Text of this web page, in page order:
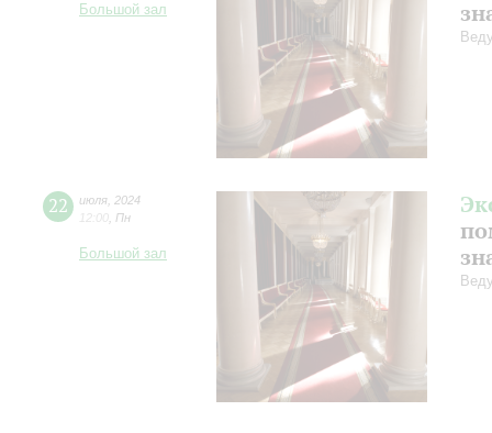
Большой зал
22 июля 2024
12:00 Пн
Большой зал